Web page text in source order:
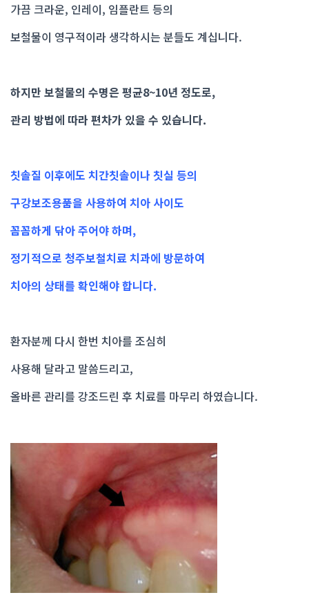
가끔 크라운, 인레이, 임플란트 등의
보철물이 영구적이라 생각하시는 분들도 계십니다.
하지만 보철물의 수명은 평균8~10년 정도로,
관리 방법에 따라 편차가 있을 수 있습니다.
칫솔질 이후에도 치간칫솔이나 칫실 등의
구강보조용품을 사용하여 치아 사이도
꼼꼼하게 닦아 주어야 하며,
정기적으로 청주보철치료 치과에 방문하여
치아의 상태를 확인해야 합니다.
환자분께 다시 한번 치아를 조심히
사용해 달라고 말씀드리고,
올바른 관리를 강조드린 후 치료를 마무리 하였습니다.